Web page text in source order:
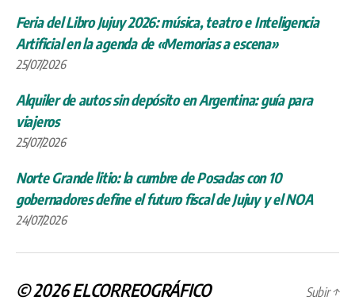
Feria del Libro Jujuy 2026: música, teatro e Inteligencia
Artificial en la agenda de «Memorias a escena»
25/07/2026
Alquiler de autos sin depósito en Argentina: guía para
viajeros
25/07/2026
Norte Grande litio: la cumbre de Posadas con 10
gobernadores define el futuro fiscal de Jujuy y el NOA
24/07/2026
© 2026ELCORREOGRÁFICO Subir↑